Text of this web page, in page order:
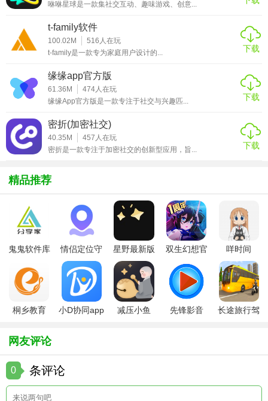
5. 天文知识库：包含丰富的天文基础知识、术语解释及趣味
天文知识。
【星空之遇2.10.13版本亮点】
1. 高精度星图：采用先进算法，提供近乎实时的星空模拟，
适合专业及业余爱好者。
直接点击感兴趣的天体获取详细信息。
3. 社区分享：内置天文爱好者社区，用户可以分享观测心
本信息。
【星空之遇2.10.13版本用法】
包，按照提示完成安装。
2. 初始化设置：首次打开软件，需允许定位权限以获取准确
的地理位置信息，进行基本设置。
3. 探索宇宙：利用实时星图功能，滑动时间轴查看不同时间
段的星空变化，点击感兴趣的天体获取详细信息。
4. 参加活动：关注软件内的天文事件提醒，规划观测计划，
参与线上或线下天文活动。
咻咻星球是一款集社交互动、趣味游戏、创意...
t-family软件
100.02M 516 人在玩
t-family是一款专为家庭用户设计的...
下载
缘缘app官方版
61.36M 474人在玩
缘缘App官方版是一款专注于社交与兴趣匹...
下载
密折(加密社交)
40.35M 457 人在玩
密折是一款专注于加密社交的创新型应用，旨...
下载
精品推荐
鬼鬼软件库
情侣定位守
护软件
星野最新版
双生幻想官
咩时间
桐乡教育
小D协同app
减压小鱼
先锋影音
长途旅行驾
网友评论
0 条评论